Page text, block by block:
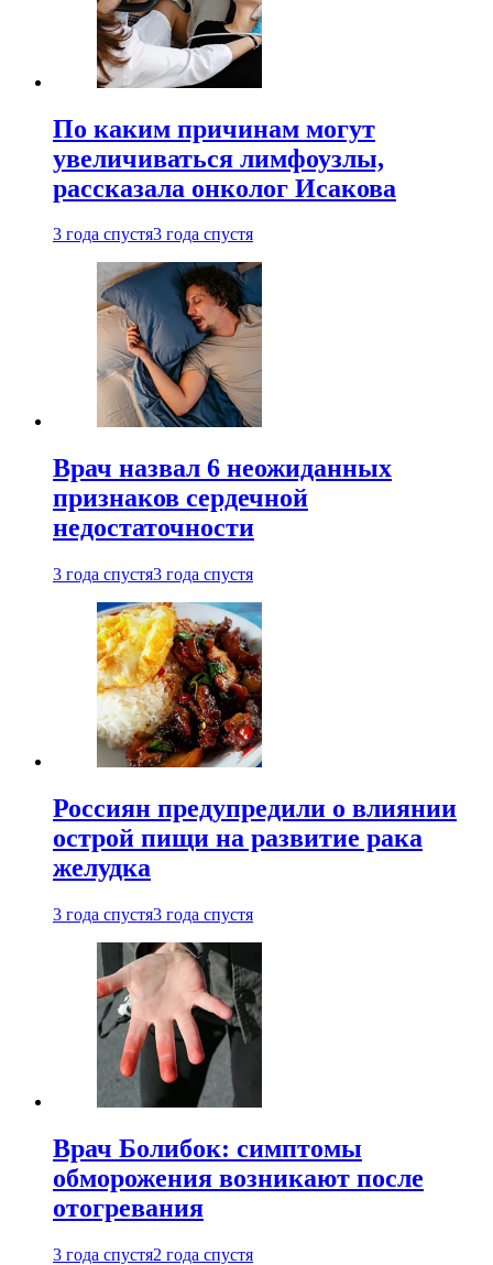
По каким причинам могут
увеличиваться лимфоузлы,
рассказала онколог Исакова
3 года спустя3 года спустя
Врач назвал 6 неожиданных
признаков сердечной
недостаточности
3 года спустя3 года спустя
Россиян предупредили о влиянии
острой пищи на развитие рака
желудка
3 года спустя3 года спустя
Врач Болибок: симптомы
обморожения возникают после
отогревания
3 года спустя2 года спустя